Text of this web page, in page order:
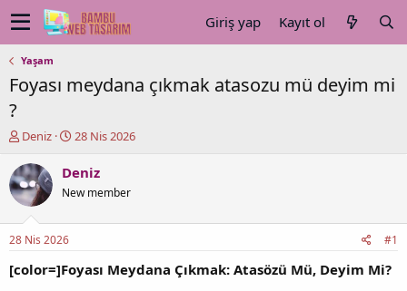
Giriş yap Kayıt ol
Yaşam
Foyası meydana çıkmak atasozu mü deyim mi
?
K
n
u
y
b
a
ş
Deniz
B
ş
a
ç
t
28 Nis 2026
Deniz
New member
28 Nis 2026 #1
[color=]Foyası Meydana Çıkmak: Atasözü Mü, Deyim Mi?